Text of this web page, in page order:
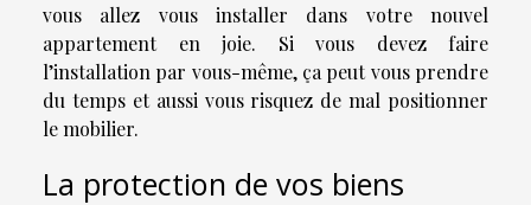
vous allez vous installer dans votre nouvel
appartement en joie. Si vous devez faire
l’installation par vous-même, ça peut vous prendre
du temps et aussi vous risquez de mal positionner
le mobilier.
La protection de vos biens